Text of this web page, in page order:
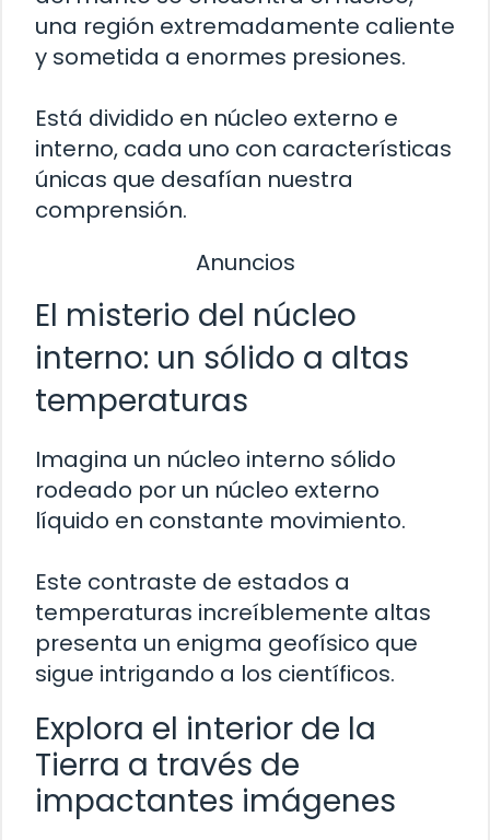
una región extremadamente caliente
y sometida a enormes presiones.
Está dividido en núcleo externo e
interno, cada uno con características
únicas que desafían nuestra
comprensión.
Anuncios
El misterio del núcleo
interno: un sólido a altas
temperaturas
Imagina un núcleo interno sólido
rodeado por un núcleo externo
líquido en constante movimiento.
Este contraste de estados a
temperaturas increíblemente altas
presenta un enigma geofísico que
sigue intrigando a los científicos.
Explora el interior de la
Tierra a través de
impactantes imágenes